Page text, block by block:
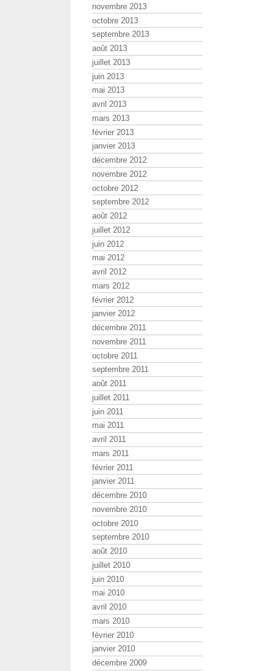
novembre 2013
octobre 2013
septembre 2013
août 2013
juillet 2013
juin 2013
mai 2013
avril 2013
mars 2013
février 2013
janvier 2013
décembre 2012
novembre 2012
octobre 2012
septembre 2012
août 2012
juillet 2012
juin 2012
mai 2012
avril 2012
mars 2012
février 2012
janvier 2012
décembre 2011
novembre 2011
octobre 2011
septembre 2011
août 2011
juillet 2011
juin 2011
mai 2011
avril 2011
mars 2011
février 2011
janvier 2011
décembre 2010
novembre 2010
octobre 2010
septembre 2010
août 2010
juillet 2010
juin 2010
mai 2010
avril 2010
mars 2010
février 2010
janvier 2010
décembre 2009